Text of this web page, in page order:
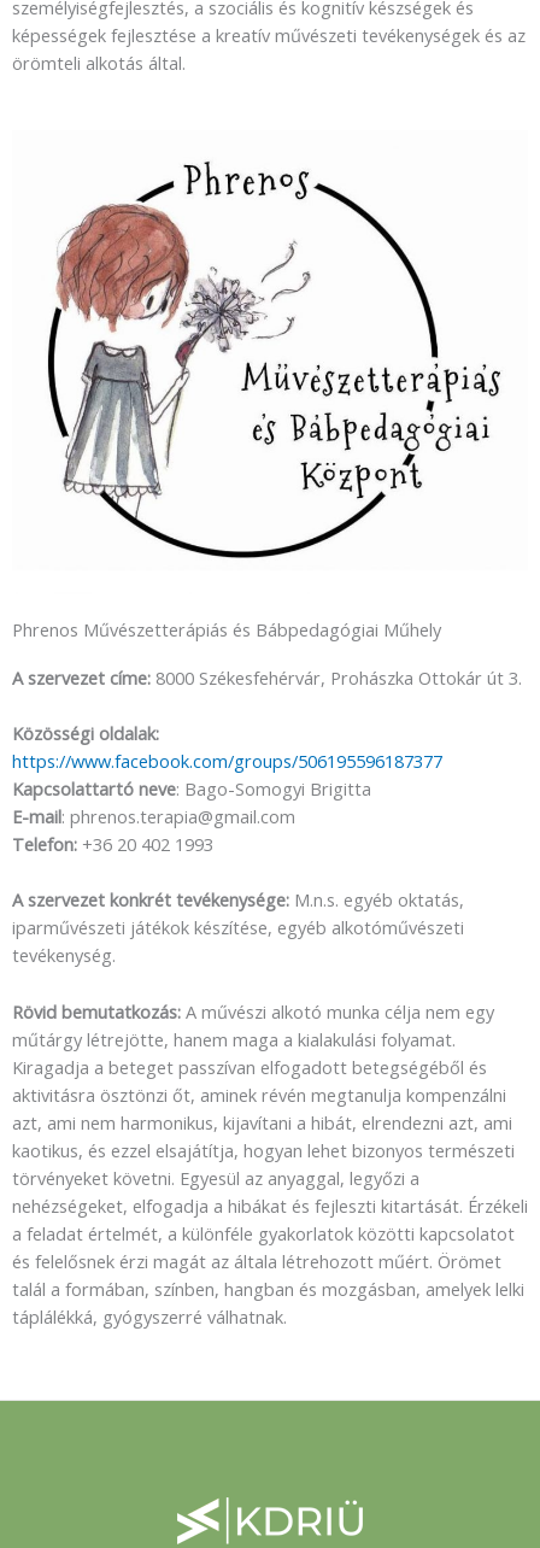
személyiségfejlesztés, a szociális és kognitív készségek és
képességek fejlesztése a kreatív művészeti tevékenységek és az
örömteli alkotás által.
Phrenos Művészetterápiás és Bábpedagógiai Műhely
A szervezet címe: 8000 Székesfehérvár, Prohászka Ottokár út 3.
Közösségi oldalak:
https://www.facebook.com/groups/506195596187377
Kapcsolattartó neve: Bago-Somogyi Brigitta
E-mail: phrenos.terapia@gmail.com
Telefon: +36 20 402 1993
A szervezet konkrét tevékenysége: M.n.s. egyéb oktatás,
iparművészeti játékok készítése, egyéb alkotóművészeti
tevékenység.
Rövid bemutatkozás: A művészi alkotó munka célja nem egy
műtárgy létrejötte, hanem maga a kialakulási folyamat.
Kiragadja a beteget passzívan elfogadott betegségéből és
aktivitásra ösztönzi őt, aminek révén megtanulja kompenzálni
azt, ami nem harmonikus, kijavítani a hibát, elrendezni azt, ami
kaotikus, és ezzel elsajátítja, hogyan lehet bizonyos természeti
törvényeket követni. Egyesül az anyaggal, legyőzi a
nehézségeket, elfogadja a hibákat és fejleszti kitartását. Érzékeli
a feladat értelmét, a különféle gyakorlatok közötti kapcsolatot
és felelősnek érzi magát az általa létrehozott műért. Örömet
talál a formában, színben, hangban és mozgásban, amelyek lelki
táplálékká, gyógyszerré válhatnak.